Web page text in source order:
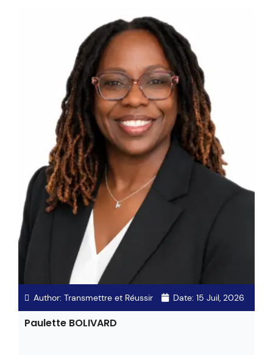
Author: Transmettre et Réussir Date: 15 Juil, 2026
Paulette BOLIVARD